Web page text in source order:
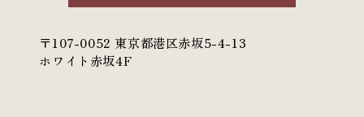
〒107-0052 東京都港区赤坂5-4-13
ホワイト赤坂4F